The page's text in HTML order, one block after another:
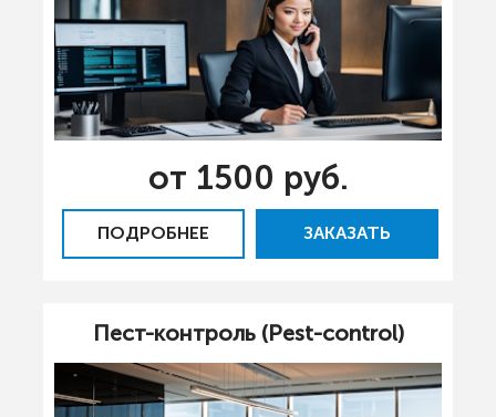
от 1500 руб.
ПОДРОБНЕЕ ЗАКАЗАТЬ
Пест-контроль (Pest-control)